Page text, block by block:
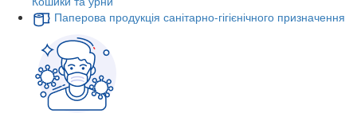
Паперова продукція санітарно-гігієнічного призначення